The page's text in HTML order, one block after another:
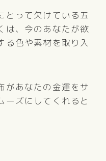
とって欠けている五
は、今のあなたが欲
る色や素材を取り入
があなたの金運をサ
ーズにしてくれると